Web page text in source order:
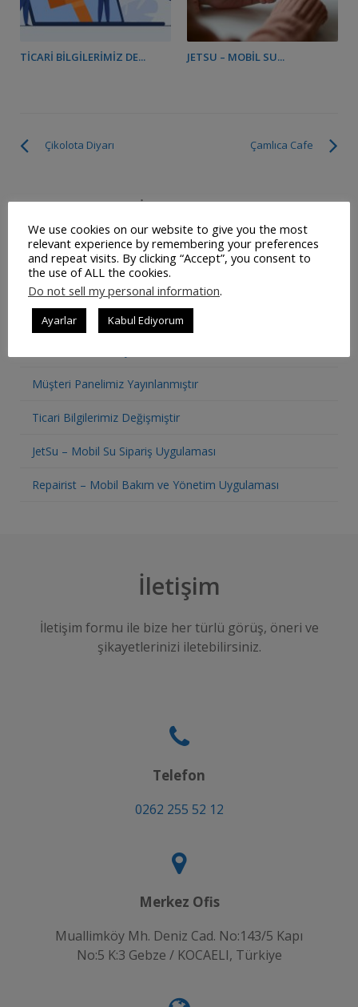
TICARI BILGILERIMIZ DE... JETSU – MOBIL SU...
Çamlıca Cafe
Çikolota Diyarı
SOSYAL MEDYADA BIZ
SON YAZILAR
Müşteri Panelimiz Yayınlanmıştır
Ticari Bilgilerimiz Değişmiştir
JetSu – Mobil Su Sipariş Uygulaması
Repairist – Mobil Bakım ve Yönetim Uygulaması
İletişim
İletişim formu ile bize her türlü görüş, öneri ve
şikayetlerinizi iletebilirsiniz.
Telefon
0262 255 52 12
Merkez Ofis
Muallimköy Mh. Deniz Cad. No:143/5 Kapı
No:5 K:3 Gebze / KOCAELI, Türkiye
We use cookies on our website to give you the most
relevant experience by remembering your preferences
and repeat visits. By clicking “Accept”, you consent to
the use of ALL the cookies.
Do not sell my personal information.
Ayarlar Kabul Ediyorum